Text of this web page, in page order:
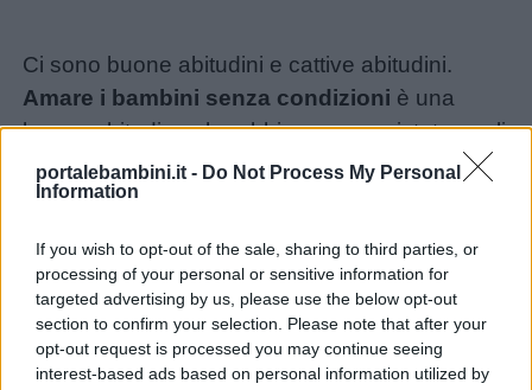
portalebambini.it - Do Not Process My Personal
Information
If you wish to opt-out of the sale, sharing to third parties, or
processing of your personal or sensitive information for
targeted advertising by us, please use the below opt-out
section to confirm your selection. Please note that after your
opt-out request is processed you may continue seeing
interest-based ads based on personal information utilized by
Menu
Schede
didattiche
Ci sono buone abitudini e cattive abitudini.
Amare i bambini senza condizioni è una
buona abitudine che abbiamo conquistato negli
anni e che non dovremmo perdere. L’amore
incondizionato non mette al riparo dai problemi
crescere con una solida
autostima
e con la
certezza di essere amati e stimati dalla propria
famiglia.
Loaded:
28.24%